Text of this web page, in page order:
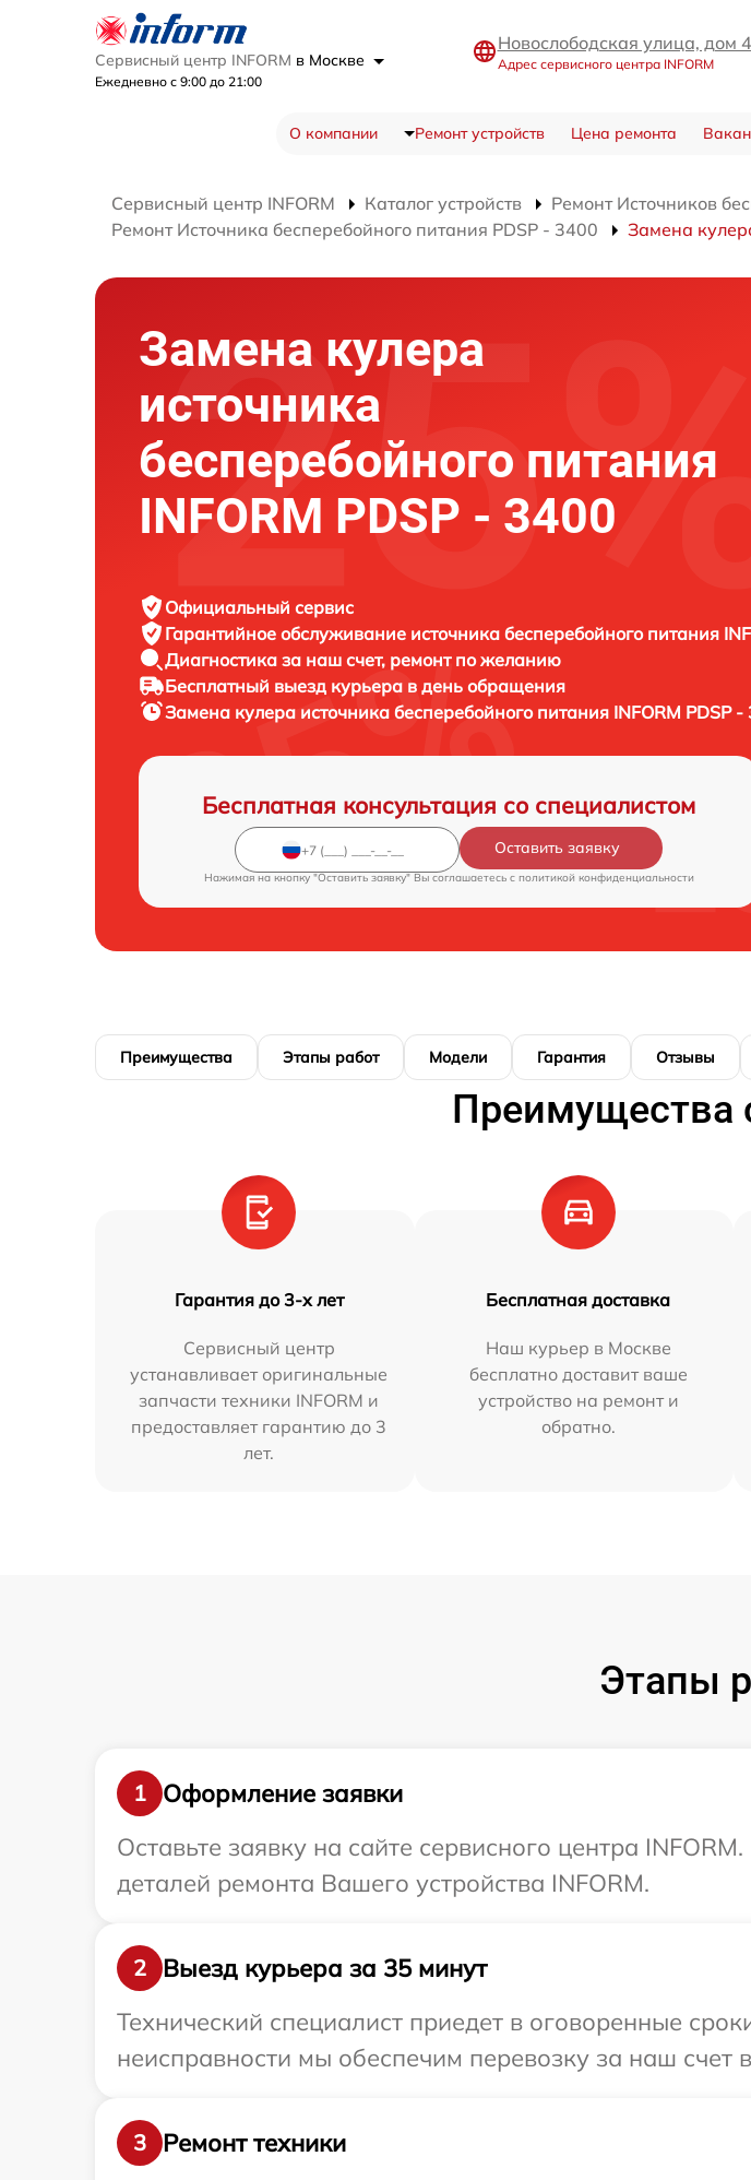
Сервисный центр INFORM в Москве
Ежедневно с 9:00 до 21:00
Новослободская улица, дом 4
Адрес сервисного центра INFORM
О компании Ремонт устройств Цена ремонта
Сервисный центр INFORM Каталог устройств
Ремонт Источников
Ремонт Источника бесперебойного питания PDSP - 3400
Замена
Замена кулера
источника
бесперебойного питания
INFORM PDSP - 3400
Официальный сервис
Гарантийное обслуживание источника бесперебойного питания
Диагностика за наш счет, ремонт по желанию
Бесплатный выезд курьера в день обращения
Замена кулера источника бесперебойного питания INFORM PDSP
Бесплатная консультация со специалистом
Оставить заявку
Нажимая на кнопку "Оставить заявку" Вы соглашаетесь c политикой конфиденциальности
Преимущества Этапы работ Модели Гарантия Отзывы
Преимущества
Гарантия до 3-х лет
Сервисный центр
устанавливает оригинальные
запчасти техники INFORM и
предоставляет гарантию до 3
лет.
Бесплатная доставка
Наш курьер в Москве
бесплатно доставит ваше
устройство на ремонт и
обратно.
Этапы
1
Оформление заявки
Оставьте заявку на сайте сервисного центра
деталей ремонта Вашего устройства INFORM.
2
Выезд курьера за 35 минут
Технический специалист приедет в оговоренные
неисправности мы обеспечим перевозку за наш счет
3
Ремонт техники